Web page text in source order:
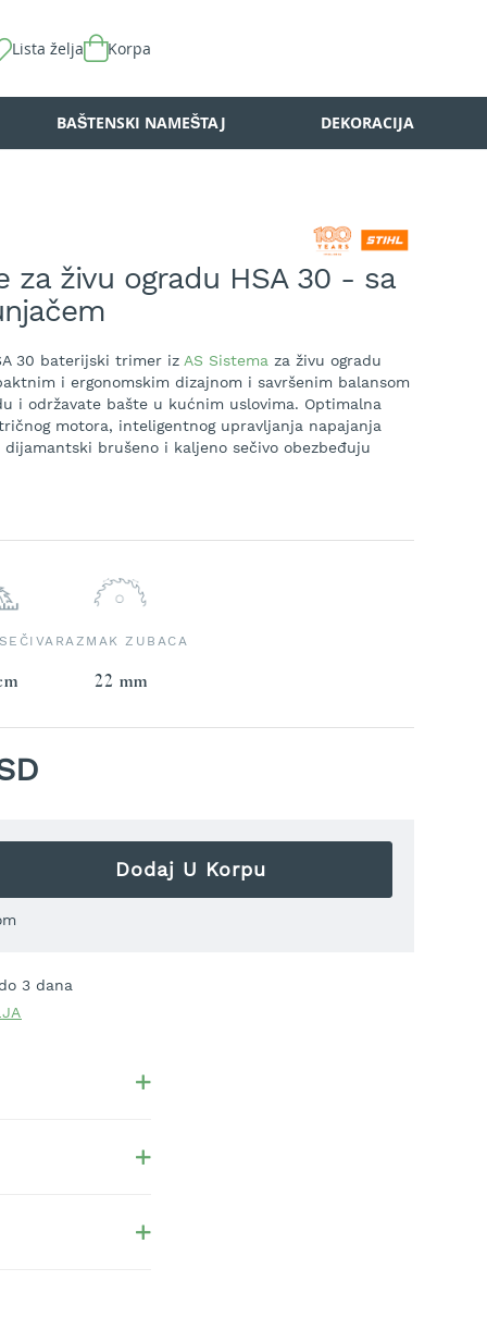
Korpa
Lista želja
BAŠTENSKI NAMEŠTAJ DEKORACIJA
za živu ogradu HSA 30 - sa
30 baterijski trimer iz AS Sistema za živu ogradu
i ergonomskim dizajnom i savršenim balansom
i održavate bašte u kućnim uslovima. Optimalna
motora, inteligentnog upravljanja napajanja
brušeno i kaljeno sečivo obezbeđuju
RAZMAK ZUBACA
22 mm
Dodaj U Korpu
3 dana